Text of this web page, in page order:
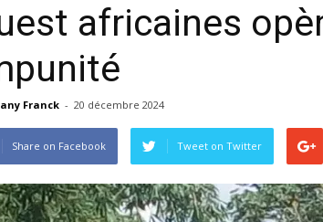
africaines
Franck - 20 décembre 2024
Share on Facebook Tweet on Twitter